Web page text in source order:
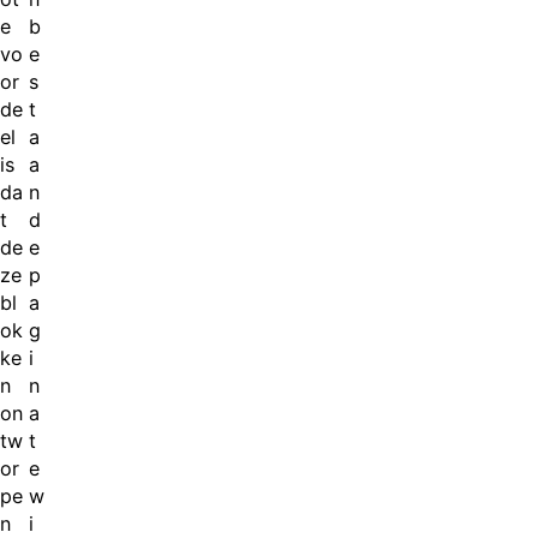
e
vo
or
de
el
is
da
t
de
ze
bl
ok
ke
n
on
tw
or
pe
n
b
e
s
t
a
a
n
d
e
p
a
g
i
n
a
t
e
w
i